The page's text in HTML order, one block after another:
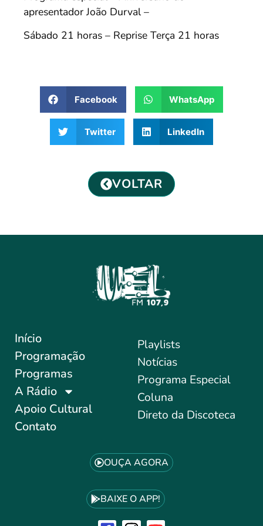
apresentador João Durval –
Sábado 21 horas – Reprise Terça 21 horas
Facebook WhatsApp
Twitter LinkedIn
VOLTAR
Início
Programação
Programas
A Rádio
Apoio Cultural
Contato
Playlists
Notícias
Programa Especial
Coluna
Direto da Discoteca
OUÇA AGORA
BAIXE O APP!